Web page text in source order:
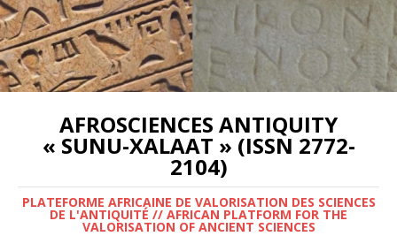
AFROSCIENCES ANTIQUITY
« SUNU-XALAAT » (ISSN 2772-
2104)
PLATEFORME AFRICAINE DE VALORISATION DES SCIENCES
DE L'ANTIQUITÉ // AFRICAN PLATFORM FOR THE
VALORISATION OF ANCIENT SCIENCES